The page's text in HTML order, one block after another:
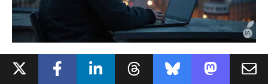
TROIS VERSIONS DE MACOS CORRIGÉES